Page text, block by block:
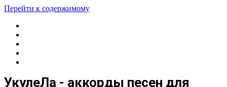
Перейти к содержимому
УкулеЛа - аккорды песен для